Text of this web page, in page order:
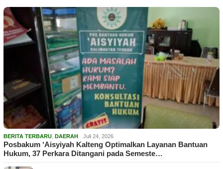
BERITA TERBARU, DAERAH Juli 24, 2026
Posbakum ‘Aisyiyah Kalteng Optimalkan Layanan Bantuan
Hukum, 37 Perkara Ditangani pada Semeste…